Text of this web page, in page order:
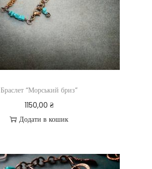
Браслет “Морський бриз”
1150,00 ₴
Додати в кошик